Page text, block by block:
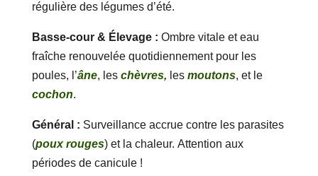
régulière des légumes d’été.
Basse-cour & Élevage : Ombre vitale et eau
fraîche renouvelée quotidiennement pour les
poules, l’âne, les chèvres, les moutons, et le
cochon.
Général : Surveillance accrue contre les parasites
(poux rouges) et la chaleur. Attention aux
périodes de canicule !